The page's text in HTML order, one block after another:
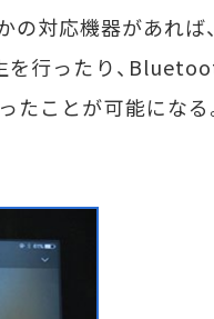
の対応機器があれば
を行ったり、
たことが可能になる